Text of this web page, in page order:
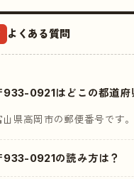
よくある質問
933-0921はどこの都道府
山県高岡市の郵便番号です
933-0921の読み方は？